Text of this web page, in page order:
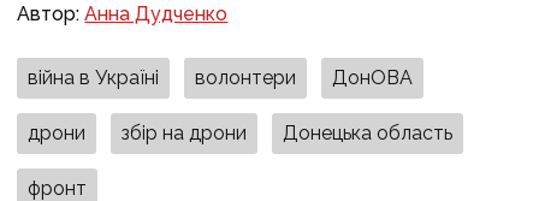
Автор:Анна Дудченко
війна в Україні волонтери ДонОВА
дрони збір на дрони Донецька область
фронт